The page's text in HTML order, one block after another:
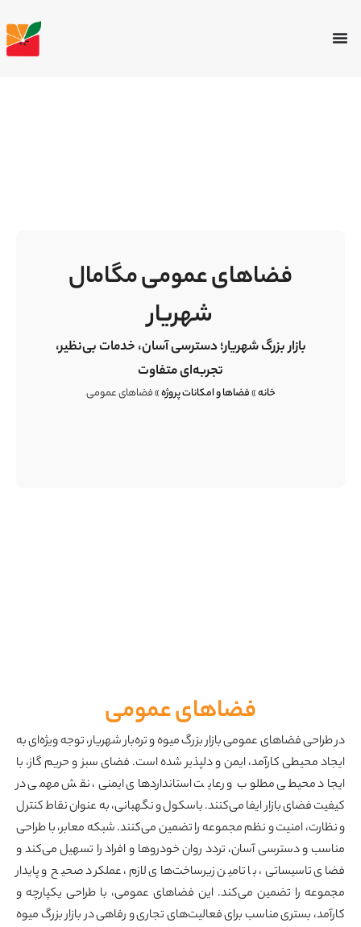
فضاهای عمومی مگامال
شهریار
بازار بزرگ شهریار؛ دسترسی آسان، خدمات بی‌نظیر،
تجربه‌ای متفاوت
خانه»فضاها و امکانات پروژه»فضاهای عمومی
فضاهای عمومی
در طراحی فضاهای عمومی بازار بزرگ میوه و تره‌بار شهریار، توجه ویژه‌ای به
ایجاد محیطی کارآمد، ایمن و دلپذیر شده است. فضای سبز و حریم گاز، با
ایجاد محیطی مطلوب و رعایت استانداردهای ایمنی، نقش مهمی در
کیفیت فضای بازار ایفا می‌کنند. باسکول و نگهبانی، به عنوان نقاط کنترل
و نظارت، امنیت و نظم مجموعه را تضمین می‌کنند. شبکه معابر، با طراحی
مناسب و دسترسی آسان، تردد روان خودروها و افراد را تسهیل می‌کند و
فضای تاسیساتی، با تامین زیرساخت‌های لازم، عملکرد صحیح و پایدار
مجموعه را تضمین می‌کند. این فضاهای عمومی، با طراحی یکپارچه و
کارآمد، بستری مناسب برای فعالیت‌های تجاری و رفاهی در بازار بزرگ میوه